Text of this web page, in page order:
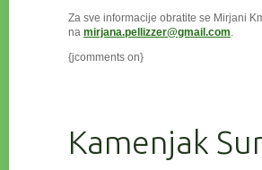
Za sve informacije obratite se Mirjani
na mirjana.pellizzer@gmail.com.
{jcomments on}
Kamenjak